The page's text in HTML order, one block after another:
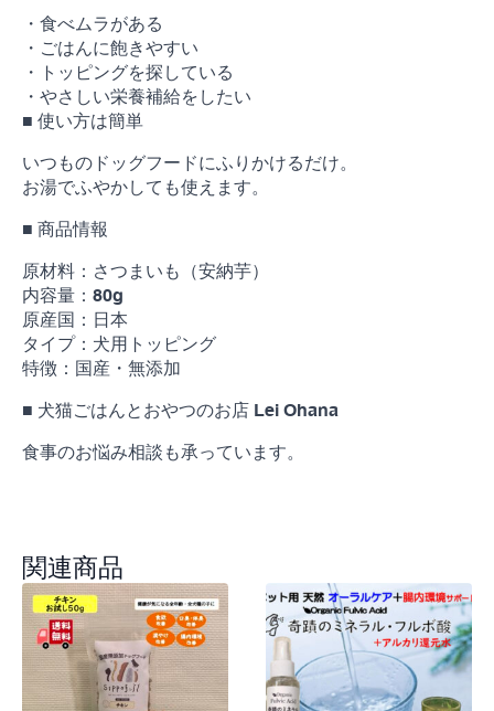
ピ
ン
個
・食べムラがある
・ごはんに飽きやすい
・トッピングを探している
・やさしい栄養補給をしたい
■ 使い方は簡単
いつものドッグフードにふりかけるだけ。
お湯でふやかしても使えます。
■ 商品情報
原材料：さつまいも（安納芋）
内容量：80g
原産国：日本
タイプ：犬用トッピング
特徴：国産・無添加
■ 犬猫ごはんとおやつのお店 Lei Ohana
食事のお悩み相談も承っています。
関連商品